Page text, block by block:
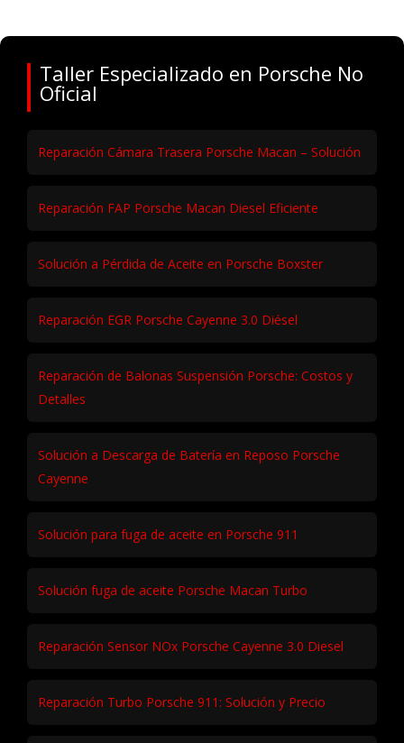
Taller Especializado en Porsche No
Oficial
Reparación Cámara Trasera Porsche Macan – Solución
Reparación FAP Porsche Macan Diesel Eficiente
Solución a Pérdida de Aceite en Porsche Boxster
Reparación EGR Porsche Cayenne 3.0 Diésel
Reparación de Balonas Suspensión Porsche: Costos y
Detalles
Solución a Descarga de Batería en Reposo Porsche
Cayenne
Solución para fuga de aceite en Porsche 911
Solución fuga de aceite Porsche Macan Turbo
Reparación Sensor NOx Porsche Cayenne 3.0 Diesel
Reparación Turbo Porsche 911: Solución y Precio